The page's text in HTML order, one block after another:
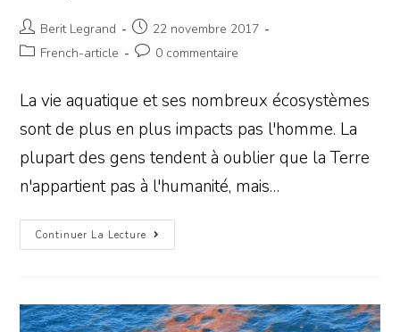
Berit Legrand
22 novembre 2017
French-article
0 commentaire
La vie aquatique et ses nombreux écosystèmes
sont de plus en plus impacts pas l'homme. La
plupart des gens tendent à oublier que la Terre
n'appartient pas à l'humanité, mais…
Continuer La Lecture